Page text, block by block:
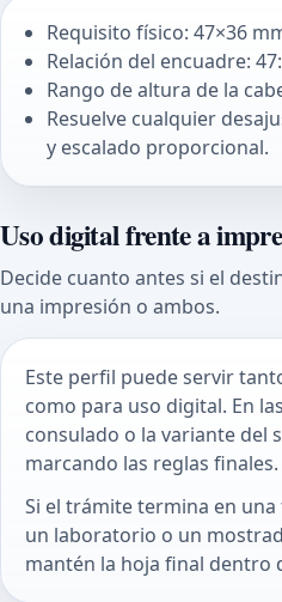
Requisito físico: 47×36
Relación del encuadre:
Rango de altura de la
Resuelve cualquier
y escalado proporcional.
Uso digital frente a
Decide cuanto antes si el
una impresión o ambos.
Este perfil puede servir
como para uso digital. En
consulado o la variante del
marcando las reglas finales.
Si el trámite termina en
un laboratorio o un
mantén la hoja final dentro